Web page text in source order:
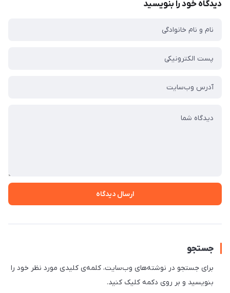
دیدگاه خود را بنویسید
ارسال دیدگاه
جستجو
برای جستجو در نوشته‌های وب‌سایت، کلمه‌ی کلیدی مورد نظر خود را
بنویسید و بر روی دکمه کلیک کنید.